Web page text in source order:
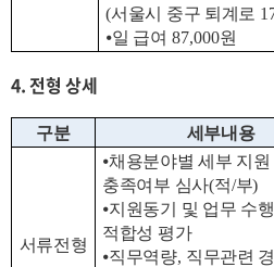
(서울시 중구 퇴계로
⦁일 급여 87,000원
4. 전형 상세
구분 세부내용
서류전형
⦁채용분야별 세부 지원
충족여부 심사(적/부)
⦁지원동기 및 업무 수
적합성 평가
⦁직무역량, 직무관련